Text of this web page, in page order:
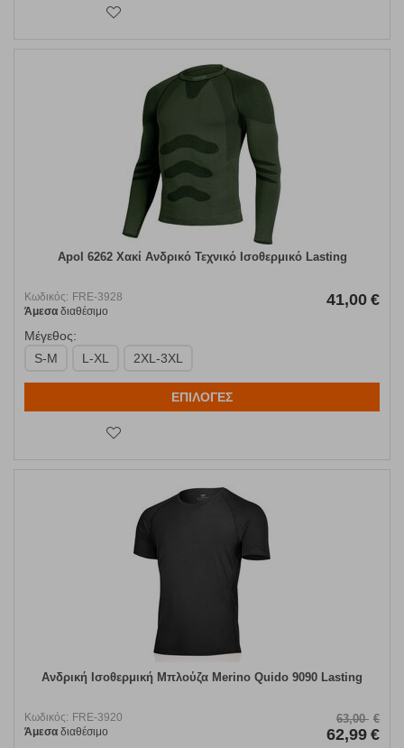
Apol 6262 Χακί Ανδρικό Τεχνικό Ισοθερμικό Lasting
Κωδικός: FRE-3928
Άμεσα διαθέσιμο
41,00 €
Μέγεθος:
S-M
L-XL 2XL-3XL
ΕΠΙΛΟΓΕΣ
Ανδρική Ισοθερμική Μπλούζα Merino Quido 9090 Lasting
Κωδικός: FRE-3920
Άμεσα διαθέσιμο
63,00 €
62,99 €